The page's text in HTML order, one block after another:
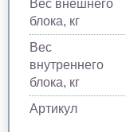
Вес внешнего
блока, кг
Вес
внутреннего
блока, кг
Артикул